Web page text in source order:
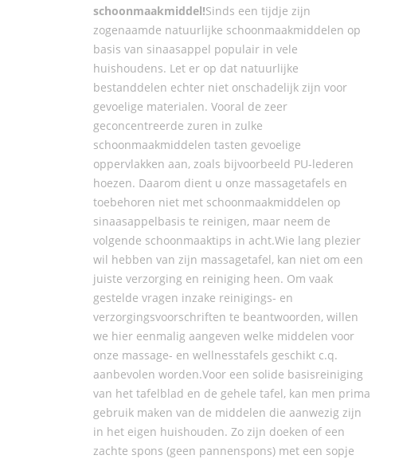
schoonmaakmiddel!Sinds een tijdje zijn
zogenaamde natuurlijke schoonmaakmiddelen op
basis van sinaasappel populair in vele
huishoudens. Let er op dat natuurlijke
bestanddelen echter niet onschadelijk zijn voor
gevoelige materialen. Vooral de zeer
geconcentreerde zuren in zulke
schoonmaakmiddelen tasten gevoelige
oppervlakken aan, zoals bijvoorbeeld PU-lederen
hoezen. Daarom dient u onze massagetafels en
toebehoren niet met schoonmaakmiddelen op
sinaasappelbasis te reinigen, maar neem de
volgende schoonmaaktips in acht.Wie lang plezier
wil hebben van zijn massagetafel, kan niet om een
juiste verzorging en reiniging heen. Om vaak
gestelde vragen inzake reinigings- en
verzorgingsvoorschriften te beantwoorden, willen
we hier eenmalig aangeven welke middelen voor
onze massage- en wellnesstafels geschikt c.q.
aanbevolen worden.Voor een solide basisreiniging
van het tafelblad en de gehele tafel, kan men prima
gebruik maken van de middelen die aanwezig zijn
in het eigen huishouden. Zo zijn doeken of een
zachte spons (geen pannenspons) met een sopje